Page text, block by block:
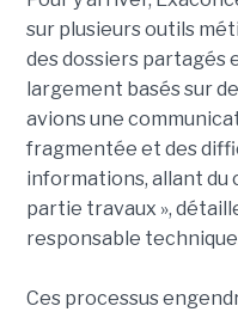
sur plusieurs outils
des dossiers partagés
largement basés sur
avions une
fragmentée et des
informations, allant du
partie travaux »,
responsable
Ces processus